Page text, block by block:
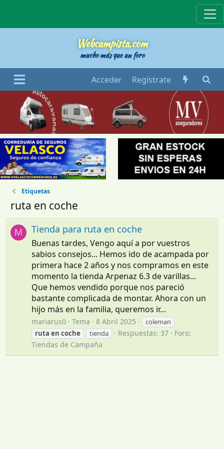
Webcampista.com
mucho más que un foro
Acceder Regístrate
Etiquetas
ruta en coche
M Tienda para ruta en coche
Buenas tardes, Vengo aquí a por vuestros
sabios consejos... Hemos ido de acampada por
primera hace 2 años y nos compramos en este
momento la tienda Arpenaz 6.3 de varillas...
Que hemos vendido porque nos pareció
bastante complicada de montar. Ahora con un
hijo más en la familia, queremos ir...
mariarus0 Tema 8 Abril 2025
coleman
ruta en coche tienda Respuestas: 37
Foro:
Tiendas de Campaña